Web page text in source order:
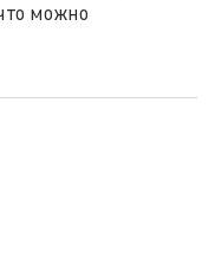
можно